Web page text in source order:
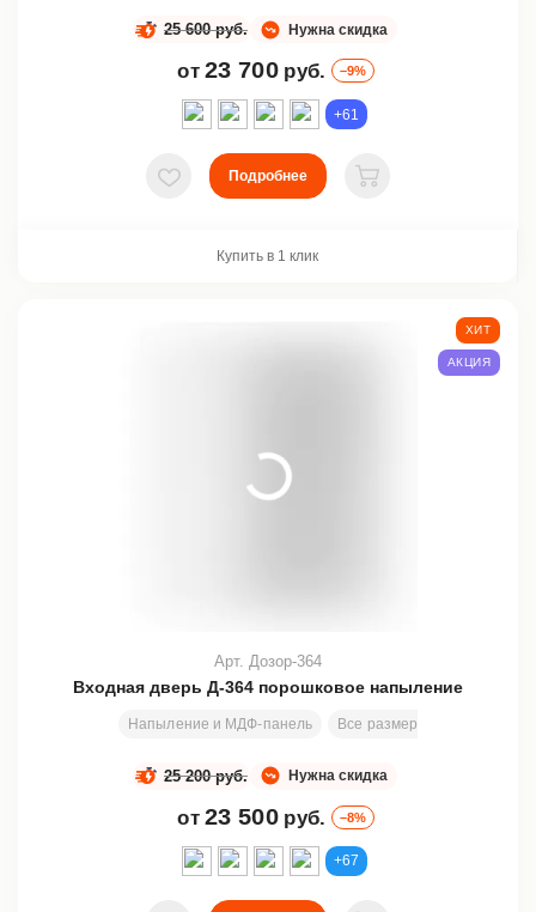
Нужна скидка
25 600 руб.
от 23 700 руб. –9%
+61
В избранное
Подробнее
В корзину
Купить в 1 клик
Входная дверь Д-364 порошковое напыление
Напыление и МДФ-панель Все размеры
Арт. Дозор-364
Нужна скидка
25 200 руб.
от 23 500 руб. –8%
ХИТ
АКЦИЯ
+67